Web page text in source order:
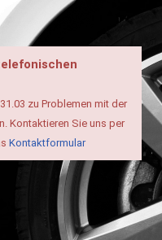
zu Problemen mit der
Kontaktieren Sie uns per
Kontaktformular